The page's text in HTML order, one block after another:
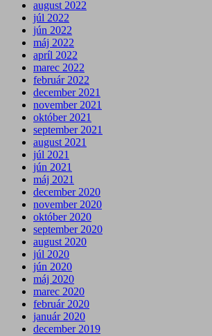
august 2022
júl 2022
jún 2022
máj 2022
apríl 2022
marec 2022
február 2022
december 2021
november 2021
október 2021
september 2021
august 2021
júl 2021
jún 2021
máj 2021
december 2020
november 2020
október 2020
september 2020
august 2020
júl 2020
jún 2020
máj 2020
marec 2020
február 2020
január 2020
december 2019